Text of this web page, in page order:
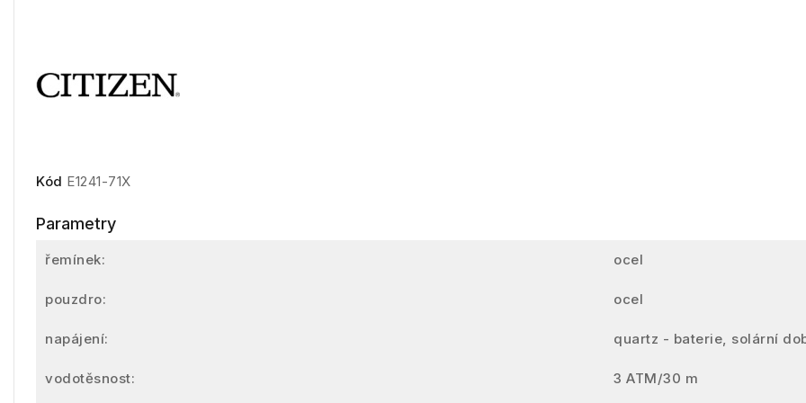
Kód E1241-71X
Parametry
řemínek: ocel
pouzdro: ocel
napájení: quartz - baterie, solární
vodotěsnost: 3 ATM/30 m